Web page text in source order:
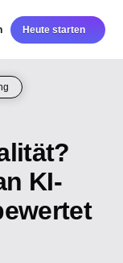
Heute starten
KI-